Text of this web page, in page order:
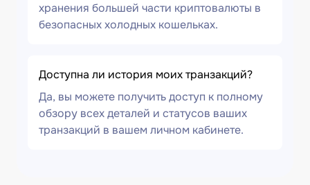
хранения большей части криптовалюты в
безопасных холодных кошельках.
Доступна ли история моих транзакций?
Да, вы можете получить доступ к полному
обзору всех деталей и статусов ваших
транзакций в вашем личном кабинете.